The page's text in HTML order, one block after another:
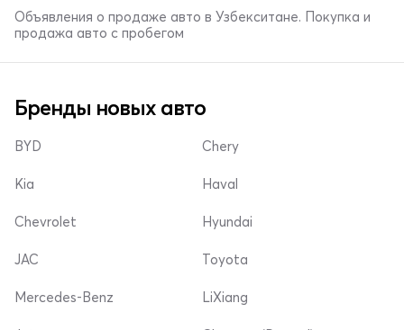
Объявления о продаже авто в Узбекситане. Покупка и
продажа авто с пробегом
Бренды новых авто
BYD
Kia
Chevrolet
Chery
Haval
Hyundai
JAC
Mercedes-Benz
Toyota
LiXiang